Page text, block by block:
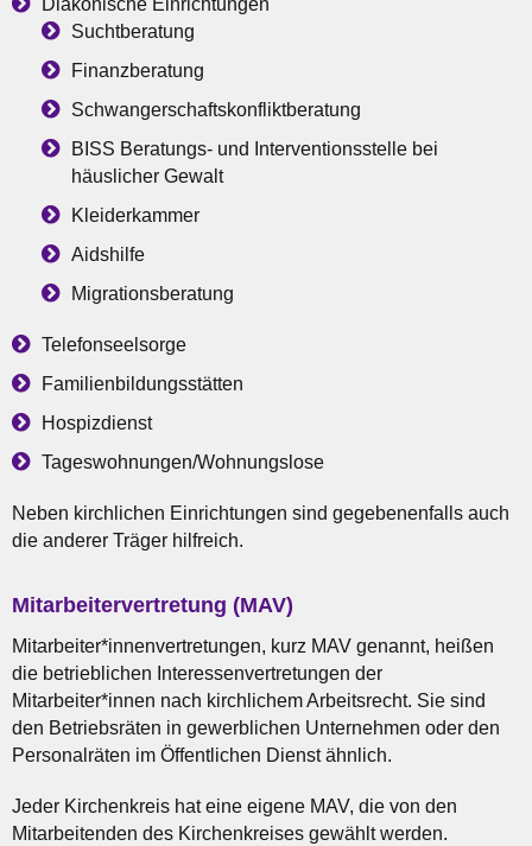
Diakonische Einrichtungen
Suchtberatung
Finanzberatung
Schwangerschaftskonfliktberatung
BISS Beratungs- und Interventionsstelle bei
häuslicher Gewalt
Kleiderkammer
Aidshilfe
Migrationsberatung
Telefonseelsorge
Familienbildungsstätten
Hospizdienst
Tageswohnungen/Wohnungslose
Neben kirchlichen Einrichtungen sind gegebenenfalls auch
die anderer Träger hilfreich.
Mitarbeitervertretung (MAV)
Mitarbeiter*innenvertretungen, kurz MAV genannt, heißen
die betrieblichen Interessenvertretungen der
Mitarbeiter*innen nach kirchlichem Arbeitsrecht. Sie sind
den Betriebsräten in gewerblichen Unternehmen oder den
Personalräten im Öffentlichen Dienst ähnlich.
Jeder Kirchenkreis hat eine eigene MAV, die von den
Mitarbeitenden des Kirchenkreises gewählt werden.